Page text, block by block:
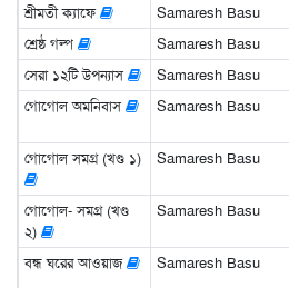
শ্রীমতী ক্যাফে Samaresh Basu
শ্রেষ্ঠ গল্প
Samaresh Basu
সেরা ১২টি উপন্যাস
Samaresh Basu
গোগোল অমনিবাস
Samaresh Basu
গোগোল সমগ্র (খণ্ড ১) Samaresh Basu
গোগোল- সমগ্র (খণ্ড
২)
Samaresh Basu
বন্ধ ঘরের আওয়াজ Samaresh Basu